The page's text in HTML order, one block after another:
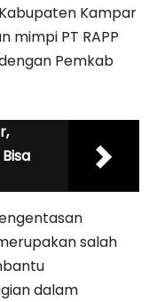
Kampar
mimpi PT RAPP
Pemkab
salah
dalam